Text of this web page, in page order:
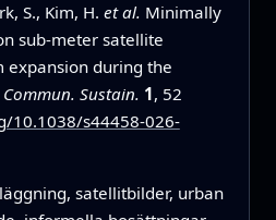
S., Kim, H. et al. Minimally
sub-meter satellite
expansion during the
Commun. Sustain. 1, 52
10.1038/s44458-026-
satellitbilder, urban